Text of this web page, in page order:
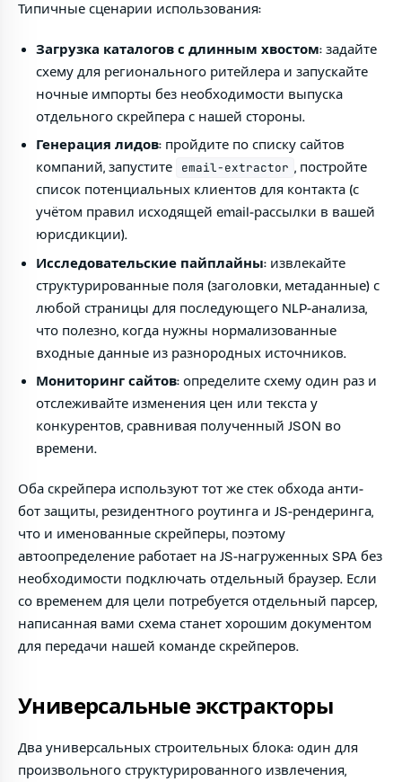
Типичные сценарии использования:
Загрузка каталогов с длинным хвостом: задайте
схему для регионального ритейлера и запускайте
ночные импорты без необходимости выпуска
отдельного скрейпера с нашей стороны.
Генерация лидов: пройдите по списку сайтов
компаний, запустите
email-extractor , постройте
список потенциальных клиентов для контакта (с
учётом правил исходящей email-рассылки в вашей
юрисдикции).
Исследовательские пайплайны: извлекайте
структурированные поля (заголовки, метаданные) с
любой страницы для последующего NLP-анализа,
что полезно, когда нужны нормализованные
входные данные из разнородных источников.
Мониторинг сайтов: определите схему один раз и
отслеживайте изменения цен или текста у
конкурентов, сравнивая полученный JSON во
времени.
Оба скрейпера используют тот же стек обхода анти-
бот защиты, резидентного роутинга и JS-рендеринга,
что и именованные скрейперы, поэтому
автоопределение работает на JS-нагруженных SPA без
необходимости подключать отдельный браузер. Если
со временем для цели потребуется отдельный парсер,
написанная вами схема станет хорошим документом
для передачи нашей команде скрейперов.
Универсальные экстракторы
Два универсальных строительных блока: один для
произвольного структурированного извлечения,